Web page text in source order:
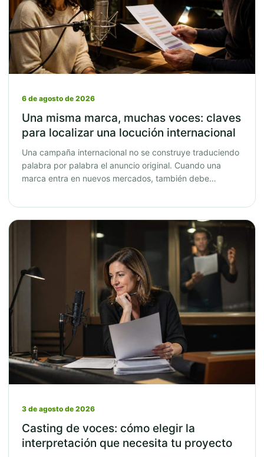
6 de agosto de 2026
Una misma marca, muchas voces: claves
para localizar una locución internacional
Una campaña internacional no se construye traduciendo
palabra por palabra el anuncio original. Cuando una
marca entra en nuevos mercados, también debe…
3 de agosto de 2026
Casting de voces: cómo elegir la
interpretación que necesita tu proyecto